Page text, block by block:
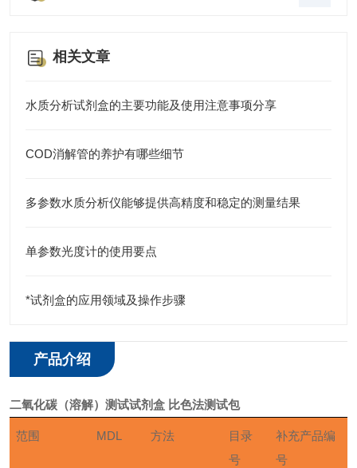
相关文章
水质分析试剂盒的主要功能及使用注意事项分享
COD消解管的养护有哪些细节
多参数水质分析仪能够提供高精度和稳定的测量结果
单参数光度计的使用要点
*试剂盒的应用领域及操作步骤
产品介绍
二氧化碳（溶解）测试试剂盒 比色法测试包
范围 MDL 方法
目录
号
补充产品编
号